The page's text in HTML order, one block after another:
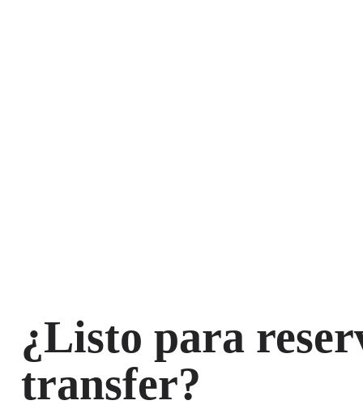
¿Listo para
transfer?